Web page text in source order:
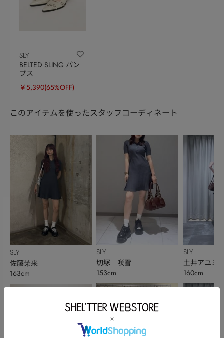
SLY
BELTED SLING パン
プス
￥5,390(65%OFF)
このアイテムを使ったスタッフコーディネート
SLY
佐藤茉来
163cm
SLY
切塚 咲雪
153cm
SLY
土井アユミ
160cm